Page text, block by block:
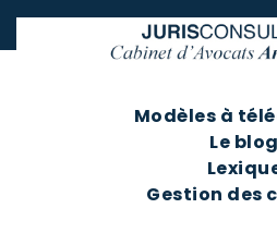
Modèles à
Le blog
Gestion des